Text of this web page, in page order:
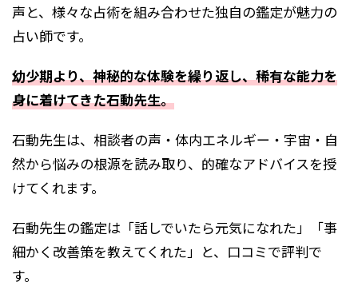
声と、様々な占術を組み合わせた独自の鑑定が魅力の
占い師です。
幼少期より、神秘的な体験を繰り返し、稀有な能力を
身に着けてきた石動先生。
石動先生は、相談者の声・体内エネルギー・宇宙・自
然から悩みの根源を読み取り、的確なアドバイスを授
けてくれます。
石動先生の鑑定は「話しでいたら元気になれた」「事
細かく改善策を教えてくれた」と、口コミで評判で
す。